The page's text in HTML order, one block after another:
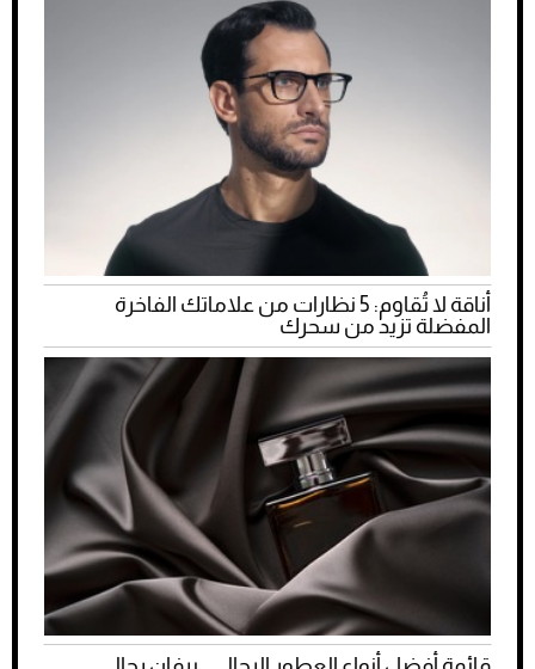
أناقة لا تُقاوم: 5 نظارات من علاماتك الفاخرة
المفضلة تزيد من سحرك